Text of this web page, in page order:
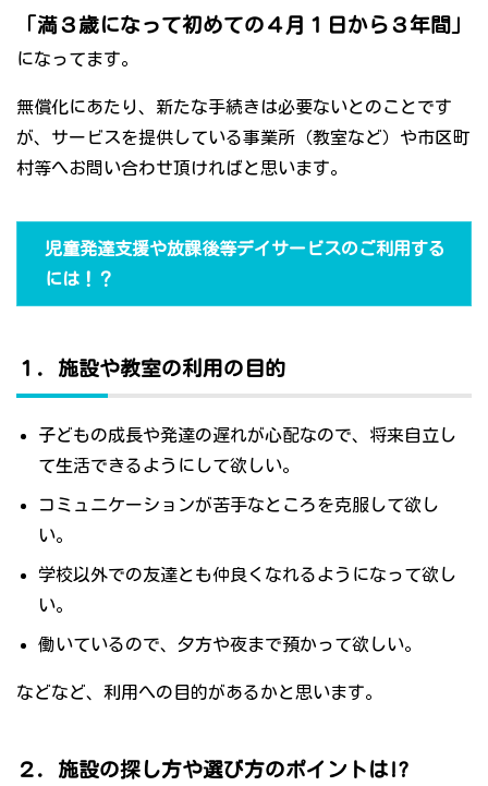
「満３歳になって初めての４月１日から３年間」
になってます。
無償化にあたり、新たな手続きは必要ないとのことです
が、サービスを提供している事業所（教室など）や市区町
村等へお問い合わせ頂ければと思います。
児童発達支援や放課後等デイサービスのご利用する
には！？
１．施設や教室の利用の目的
子どもの成長や発達の遅れが心配なので、将来自立し
て生活できるようにして欲しい。
コミュニケーションが苦手なところを克服して欲し
い。
学校以外での友達とも仲良くなれるようになって欲し
い。
働いているので、夕方や夜まで預かって欲しい。
などなど、利用への目的があるかと思います。
２．施設の探し方や選び方のポイントは!?